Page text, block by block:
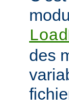
des